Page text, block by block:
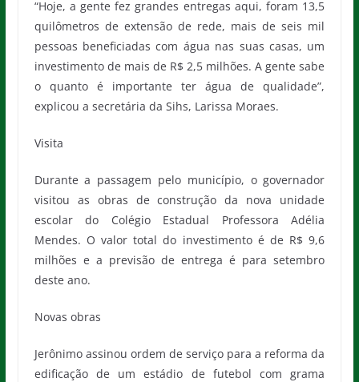
“Hoje, a gente fez grandes entregas aqui, foram 13,5
quilômetros de extensão de rede, mais de seis mil
pessoas beneficiadas com água nas suas casas, um
investimento de mais de R$ 2,5 milhões. A gente sabe
o quanto é importante ter água de qualidade”,
explicou a secretária da Sihs, Larissa Moraes.
Visita
Durante a passagem pelo município, o governador
visitou as obras de construção da nova unidade
escolar do Colégio Estadual Professora Adélia
Mendes. O valor total do investimento é de R$ 9,6
milhões e a previsão de entrega é para setembro
deste ano.
Novas obras
Jerônimo assinou ordem de serviço para a reforma da
edificação de um estádio de futebol com grama